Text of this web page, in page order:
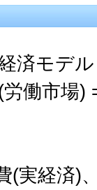
済モデル
働市場)
(実経済)